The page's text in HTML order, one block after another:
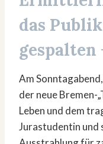
das
gespalten
Am
der neue Bremen-
Leben und dem
Jurastudentin und